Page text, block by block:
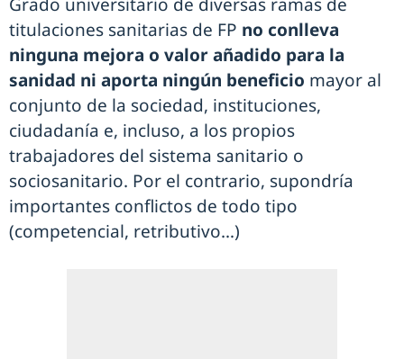
titulaciones sanitarias de FP no conlleva
ninguna mejora o valor añadido para la
sanidad ni aporta ningún beneficio mayor al
conjunto de la sociedad, instituciones,
ciudadanía e, incluso, a los propios
trabajadores del sistema sanitario o
sociosanitario. Por el contrario, supondría
importantes conflictos de todo tipo
(competencial, retributivo…)